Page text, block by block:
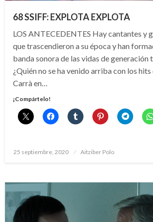
68 SSIFF: EXPLOTA EXPLOTA
LOS ANTECEDENTES Hay cantantes y
que trascendieron a su época y han
banda sonora de las vidas de generación
¿Quién no se ha venido arriba con los
Carrà en…
¡Compártelo!
Publicado
25 septiembre, 2020 Aitziber Polo